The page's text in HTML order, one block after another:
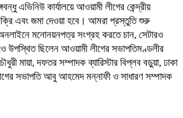
এভিনিউ কার্যালয়ে আওয়ামী লীগের কেন্দ্রীয়
এবং জমা দেওয়া হবে। আমরা প্রস্তুতি শুরু
মনোনয়নপত্র সংগ্রহ করতে চান, সেটারও
ছিলেন আওয়ামী লীগের সভাপতিমণ্ডলীর
মায়া, দফতর সম্পাদক ব্যারিস্টার বিপ্লব বড়ুয়া, ঢাকা
সভাপতি আবু আহমেদ মন্নাফী ও সাধারণ সম্পাদক